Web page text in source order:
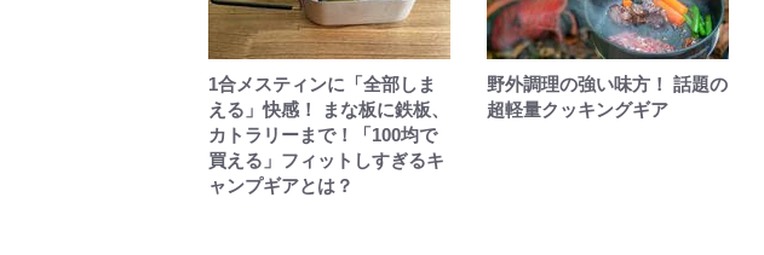
1合メスティンに「全部しま
える」快感！ まな板に鉄板、
カトラリーまで！「100均で
買える」フィットしすぎるキ
ャンプギアとは？
野外調理の強い味方！ 話題の
超軽量クッキングギア